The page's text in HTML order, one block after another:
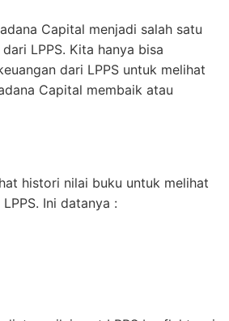
Capital menjadi salah satu
LPPS. Kita hanya bisa
dari LPPS untuk melihat
Capital membaik atau
histori nilai buku untuk melihat
Ini datanya :